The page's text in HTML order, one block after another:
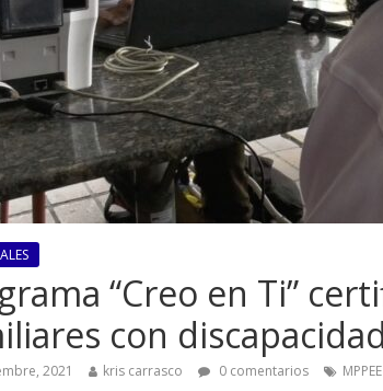
“Creo en Ti”
con
2021 kris carrasco 0 comentarios MPPEE